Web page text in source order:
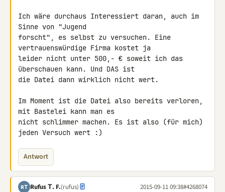
Ich wäre durchaus Interessiert daran, auch im
Sinne von "Jugend
forscht", es selbst zu versuchen. Eine
vertrauenswürdige Firma kostet ja
leider nicht unter 500,- € soweit ich das
überschauen kann. Und DAS ist
die Datei dann wirklich nicht wert.
Im Moment ist die Datei also bereits verloren,
mit Bastelei kann man es
nicht schlimmer machen. Es ist also (für mich)
jeden Versuch wert :)
Antwort
RΤ Rufus Τ. F.(rufus) 2015-09-11 09:38#4268074